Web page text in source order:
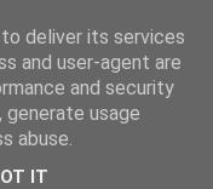
deliver its services
and user-agent are
and security
usage
abuse.
IT